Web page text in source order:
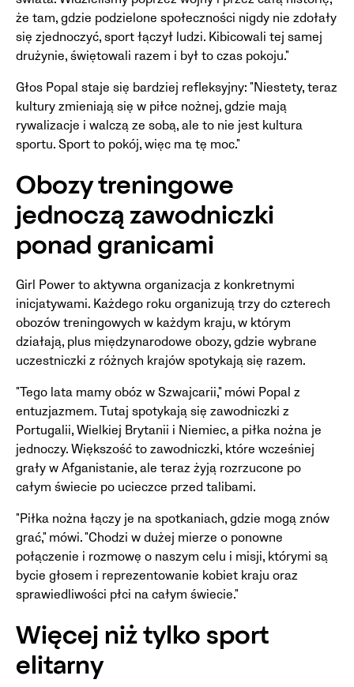
że tam, gdzie podzielone społeczności nigdy nie zdołały
się zjednoczyć, sport łączył ludzi. Kibicowali tej samej
drużynie, świętowali razem i był to czas pokoju."
Głos Popal staje się bardziej refleksyjny: "Niestety, teraz
kultury zmieniają się w piłce nożnej, gdzie mają
rywalizacje i walczą ze sobą, ale to nie jest kultura
sportu. Sport to pokój, więc ma tę moc."
Obozy treningowe
jednoczą zawodniczki
ponad granicami
Girl Power to aktywna organizacja z konkretnymi
inicjatywami. Każdego roku organizują trzy do czterech
obozów treningowych w każdym kraju, w którym
działają, plus międzynarodowe obozy, gdzie wybrane
uczestniczki z różnych krajów spotykają się razem.
"Tego lata mamy obóz w Szwajcarii," mówi Popal z
entuzjazmem. Tutaj spotykają się zawodniczki z
Portugalii, Wielkiej Brytanii i Niemiec, a piłka nożna je
jednoczy. Większość to zawodniczki, które wcześniej
grały w Afganistanie, ale teraz żyją rozrzucone po
całym świecie po ucieczce przed talibami.
"Piłka nożna łączy je na spotkaniach, gdzie mogą znów
grać," mówi. "Chodzi w dużej mierze o ponowne
połączenie i rozmowę o naszym celu i misji, którymi są
bycie głosem i reprezentowanie kobiet kraju oraz
sprawiedliwości płci na całym świecie."
Więcej niż tylko sport
elitarny